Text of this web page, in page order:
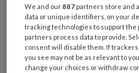
organisatie
werk
je?
Untitled
Ontvang 2x per
We and our887 partners store and
data or unique identifiers, on your
tracking technologies to support
partners process data to provide.
consent will disable them. If
you see may not be as relevant to
change your choices or withdraw